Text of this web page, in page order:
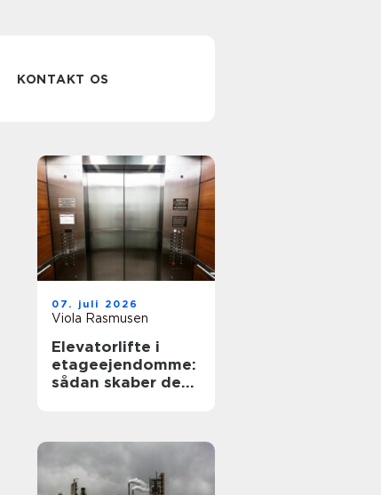
KONTAKT OS
07. juli 2026
Viola Rasmusen
Elevatorlifte i
etageejendomme:
sådan skaber de